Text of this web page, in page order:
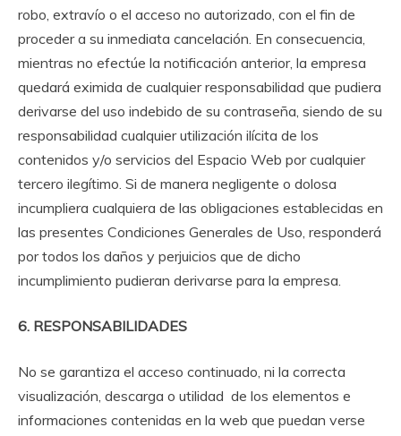
robo, extravío o el acceso no autorizado, con el fin de
proceder a su inmediata cancelación. En consecuencia,
mientras no efectúe la notificación anterior, la empresa
quedará eximida de cualquier responsabilidad que pudiera
derivarse del uso indebido de su contraseña, siendo de su
responsabilidad cualquier utilización ilícita de los
contenidos y/o servicios del Espacio Web por cualquier
tercero ilegítimo. Si de manera negligente o dolosa
incumpliera cualquiera de las obligaciones establecidas en
las presentes Condiciones Generales de Uso, responderá
por todos los daños y perjuicios que de dicho
incumplimiento pudieran derivarse para la empresa.
6. RESPONSABILIDADES
No se garantiza el acceso continuado, ni la correcta
visualización, descarga o utilidad de los elementos e
informaciones contenidas en la web que puedan verse